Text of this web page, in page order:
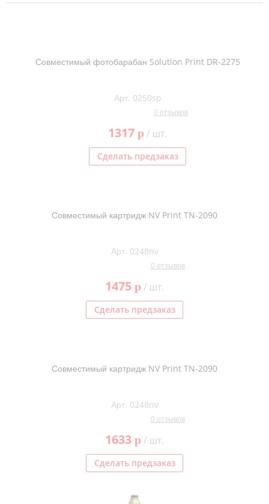
Совместимый фотобарабан Solution Print DR-2275
Арт. 0250sp
0 отзывов
1317 p/ шт.
Сделать предзаказ
Совместимый картридж NV Print TN-2090
Арт. 0248nv
0 отзывов
1475 p/ шт.
Сделать предзаказ
Совместимый картридж NV Print TN-2090
Арт. 0248nv
0 отзывов
1633 p/ шт.
Сделать предзаказ